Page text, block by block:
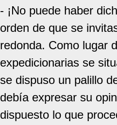
- ¡No puede haber
orden de que se
redonda. Como lugar
expedicionarias se
se dispuso un palillo
debía expresar su
dispuesto lo que